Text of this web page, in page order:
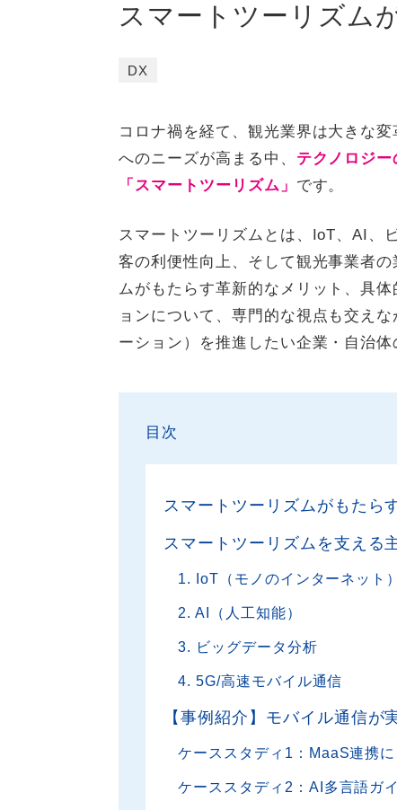
スマートツーリズム
DX
コロナ禍を経て、観光業界は大きな変
へのニーズが高まる中、 テクノロジー
「スマートツーリズム」 です。
スマートツーリズムとは、IoT、AI、
客の利便性向上、そして観光事業者
ムがもたらす革新的なメリット、具
ョンについて、専門的な視点も交え
ーション）を推進したい企業・自治
目次
スマートツーリズムがもたら
スマートツーリズムを支える
1. IoT（モノのインターネット）
2. AI（人工知能）
3. ビッグデータ分析
4. 5G/高速モバイル通信
【事例紹介】モバイル通信が
ケーススタディ1：MaaS連携
ケーススタディ2：AI多言語ガ